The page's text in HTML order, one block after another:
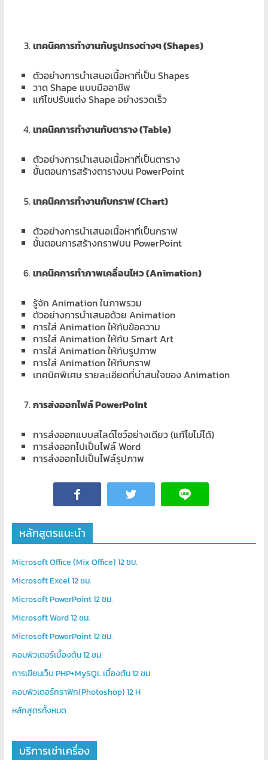
เทคนิคการทำงานกับรูปทรงต่างๆ (Shapes)
ตัวอย่างการนำเสนอเนื้อหาที่เป็น Shapes
วาด Shape แบบมืออาชีพ
แก้ไขปรับแต่ง Shape อย่างรวดเร็ว
เทคนิคการทำงานกับตาราง (Table)
ตัวอย่างการนำเสนอเนื้อหาที่เป็นตาราง
ขั้นตอนการสร้างตารางบน PowerPoint
เทคนิคการทำงานกับกราฟ (Chart)
ตัวอย่างการนำเสนอเนื้อหาที่เป็นกราฟ
ขั้นตอนการสร้างกราฟบน PowerPoint
เทคนิคการทำภาพเคลื่อนไหว (Animation)
รู้จัก Animation ในภาพรวม
ตัวอย่างการนำเสนอด้วย Animation
การใส่ Animation ให้กับข้อความ
การใส่ Animation ให้กับ Smart Art
การใส่ Animation ให้กับรูปภาพ
การใส่ Animation ให้กับกราฟ
เทคนิคพิเศษ รายละเอียดที่น่าสนใจของ Animation
การส่งออกไฟล์ PowerPoint
การส่งออกแบบสไลด์โชว์อย่างเดียว (แก้ไขไม่ได้)
การส่งออกไปเป็นไฟล์ Word
การส่งออกไปเป็นไฟล์รูปภาพ
หลักสูตรแนะนำ
Microsoft Office (Mix Office) 12 ชม.
Microsoft Excel 12 ชม.
Microsoft PowerPoint 12 ชม.
Microsoft Word 12 ชม.
Microsoft PowerPoint 12 ชม.
คอมพิวเตอร์เบื้องต้น 12 ชม.
การเขียนเว็บ PHP+MySQL เบื้องต้น 12 ชม.
คอมพิวเตอร์กราฟิก(Photoshop) 12 H
หลักสูตรท้ังหมด
บริการเช่าเครื่อง